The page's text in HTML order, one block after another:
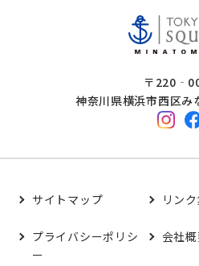
〒
神奈川県横浜市西区
サイトマップ リン
プライバシーポリシ
ー
会社